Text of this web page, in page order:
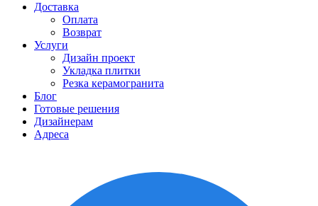
Доставка
Оплата
Возврат
Услуги
Дизайн проект
Укладка плитки
Резка керамогранита
Блог
Готовые решения
Дизайнерам
Адреса